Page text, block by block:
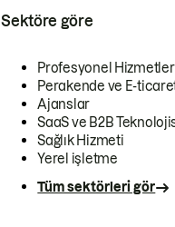
Sektöre göre
Profesyonel Hizmetler
Perakende ve E-
Ajanslar
SaaS ve B2B
Sağlık Hizmeti
Yerel işletme
Tüm sektörleri gör